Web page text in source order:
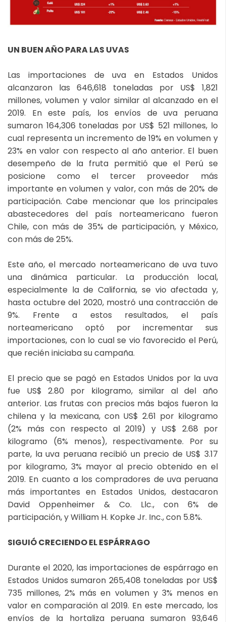
UN BUEN AÑO PARA LAS UVAS
Las importaciones de uva en Estados Unidos
alcanzaron las 646,618 toneladas por US$ 1,821
millones, volumen y valor similar al alcanzado en el
2019. En este país, los envíos de uva peruana
sumaron 164,306 toneladas por US$ 521 millones, lo
cual representa un incremento de 19% en volumen y
23% en valor con respecto al año anterior. El buen
desempeño de la fruta permitió que el Perú se
posicione como el tercer proveedor más
importante en volumen y valor, con más de 20% de
participación. Cabe mencionar que los principales
abastecedores del país norteamericano fueron
Chile, con más de 35% de participación, y México,
con más de 25%.
Este año, el mercado norteamericano de uva tuvo
una dinámica particular. La producción local,
especialmente la de California, se vio afectada y,
hasta octubre del 2020, mostró una contracción de
9%. Frente a estos resultados, el país
norteamericano optó por incrementar sus
importaciones, con lo cual se vio favorecido el Perú,
que recién iniciaba su campaña.
El precio que se pagó en Estados Unidos por la uva
fue US$ 2.80 por kilogramo, similar al del año
anterior. Las frutas con precios más bajos fueron la
chilena y la mexicana, con US$ 2.61 por kilogramo
(2% más con respecto al 2019) y US$ 2.68 por
kilogramo (6% menos), respectivamente. Por su
parte, la uva peruana recibió un precio de US$ 3.17
por kilogramo, 3% mayor al precio obtenido en el
2019. En cuanto a los compradores de uva peruana
más importantes en Estados Unidos, destacaron
David Oppenheimer & Co. Llc., con 6% de
participación, y William H. Kopke Jr. Inc., con 5.8%.
SIGUIÓ CRECIENDO EL ESPÁRRAGO
Durante el 2020, las importaciones de espárrago en
Estados Unidos sumaron 265,408 toneladas por US$
735 millones, 2% más en volumen y 3% menos en
valor en comparación al 2019. En este mercado, los
envíos de la hortaliza peruana sumaron 93,646